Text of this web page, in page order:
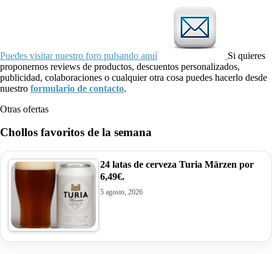
Puedes visitar nuestro foro pulsando aquí
Si quieres
proponernos reviews de productos, descuentos personalizados,
publicidad, colaboraciones o cualquier otra cosa puedes hacerlo desde
nuestro formulario de contacto.
Otras ofertas
Chollos favoritos de la semana
24 latas de cerveza Turia Märzen por
6,49€.
5 agosto, 2026